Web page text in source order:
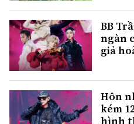
BB
ngàn
giả
Hôn
kém
hình